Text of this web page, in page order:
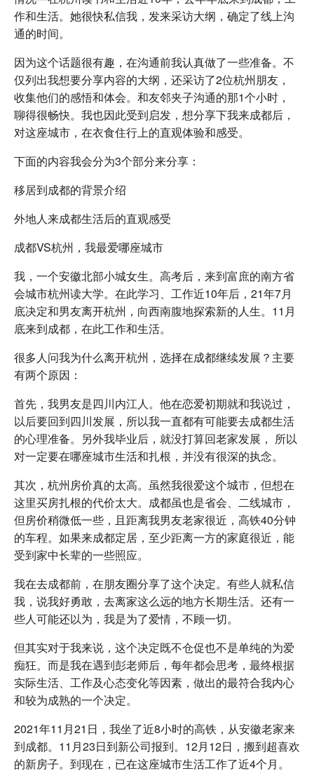
作和生活。她很快私信我，发来采访大纲，确定了线上沟
通的时间。
因为这个话题很有趣，在沟通前我认真做了一些准备。不
仅列出我想要分享内容的大纲，还采访了2位杭州朋友，
收集他们的感悟和体会。和友邻夹子沟通的那1个小时，
聊得很畅快。我也因此受到启发，想分享下我来成都后，
对这座城市，在衣食住行上的直观体验和感受。
下面的内容我会分为3个部分来分享：
移居到成都的背景介绍
外地人来成都生活后的直观感受
成都VS杭州，我最爱哪座城市
我，一个安徽北部小城女生。高考后，来到富庶的南方省
会城市杭州读大学。在此学习、工作近10年后，21年7月
底决定和男友离开杭州，向西南腹地探索新的人生。11月
底来到成都，在此工作和生活。
很多人问我为什么离开杭州，选择在成都继续发展？主要
有两个原因：
首先，我男友是四川内江人。他在恋爱初期就和我说过，
以后要回到四川发展，所以我一直都有可能要去成都生活
的心理准备。另外我毕业后，就没打算回老家发展， 所以
对一定要在哪座城市生活和扎根，并没有很深的执念。
其次，杭州房价真的太高。虽然我很爱这个城市，但想在
这里买房扎根的代价太大。成都虽也是省会、二线城市，
但房价稍微低一些，且距离我男友老家很近，高铁40分钟
的车程。如果来成都定居，至少距离一方的家庭很近，能
受到家中长辈的一些照应。
我在去成都前，在朋友圈分享了这个决定。有些人就私信
我，说我好勇敢，去离家这么远的地方长期生活。还有一
些人可能还以为，我是为了爱情，不顾一切。
但其实对于我来说，这个决定既不仓促也不是单纯的为爱
痴狂。而是我在遇到彭老师后，每年都会思考，最终根据
实际生活、工作及心态变化等因素，做出的最符合我内心
和较为成熟的一个决定。
2021年11月21日，我坐了近8小时的高铁，从安徽老家来
到成都。11月23日到新公司报到。12月12日，搬到超喜欢
的新房子。到现在，已在这座城市生活工作了近4个月。